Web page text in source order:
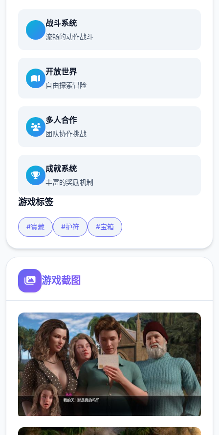
战斗系统
流畅的动作战斗
开放世界
自由探索冒险
多人合作
团队协作挑战
成就系统
丰富的奖励机制
游戏标签
#寶藏 #护符 #宝箱
游戏截图